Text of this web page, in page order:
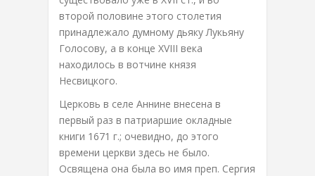
второй половине этого столетия
принадлежало думному дьяку Лукьяну
Голосову, а в конце XVIII века
находилось в вотчине князя
Несвицкого.
Церковь в селе Аннине внесена в
первый раз в патриаршие окладные
книги 1671 г.; очевидно, до этого
времени церкви здесь не было.
Освящена она была во имя преп. Сергия